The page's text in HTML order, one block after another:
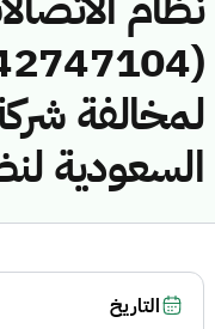
لمخالفة
السعودية
التاريخ